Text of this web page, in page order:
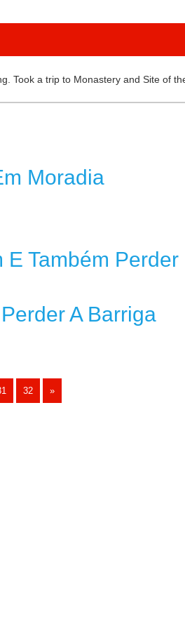
Took a trip to Monastery and Site of
Moradia
Também Perder
A Barriga
32 »